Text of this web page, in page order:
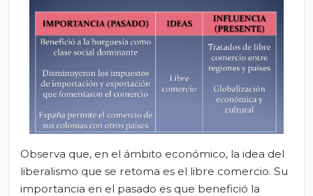
Observa que, en el ámbito económico, la idea del
liberalismo que se retoma es el libre comercio. Su
importancia en el pasado es que benefició la